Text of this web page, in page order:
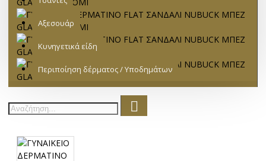
Αξεσουάρ
Κυνηγετικά είδη
Περιποίηση δέρματος / Υποδημάτων